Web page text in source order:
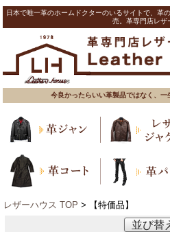
日本で唯一革のホームドクターのいるサイトで、革
売。革専門店レザ
今良かったらいい革製品ではなく、
レザーハウス TOP > 【特価品】
並び替